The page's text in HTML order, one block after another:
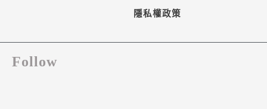
隱私權政策
Follow